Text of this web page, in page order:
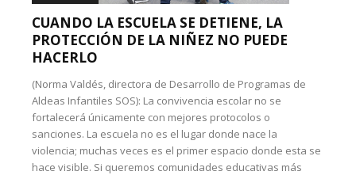
CUANDO LA ESCUELA SE DETIENE, LA
PROTECCIÓN DE LA NIÑEZ NO PUEDE
HACERLO
(Norma Valdés, directora de Desarrollo de Programas de
Aldeas Infantiles SOS): La convivencia escolar no se
fortalecerá únicamente con mejores protocolos o
sanciones. La escuela no es el lugar donde nace la
violencia; muchas veces es el primer espacio donde esta se
hace visible. Si queremos comunidades educativas más